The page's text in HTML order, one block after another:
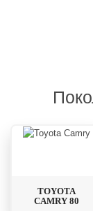
TOYOTA
CAMRY 80